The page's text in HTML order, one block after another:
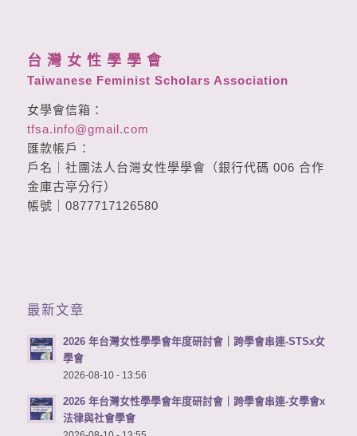
台 灣 女 性 學 學 會
Taiwanese Feminist Scholars Association
女學會信箱：
tfsa.info@gmail.com
匯款帳戶：
戶名｜社團法人台灣女性學學會（銀行代碼 006 合作
金庫古亭分行）
帳號｜0877717126580
最新文章
2026 年台灣女性學學會年度研討會｜跨學會串連-STSx女
學會
2026-08-10 - 13:56
2026 年台灣女性學學會年度研討會｜跨學會串連-女學會x
法律與社會學會